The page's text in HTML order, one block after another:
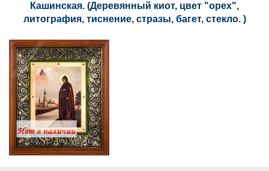
Кашинская. (Деревянный киот, цвет "орех",
литография, тиснение, стразы, багет, стекло. )